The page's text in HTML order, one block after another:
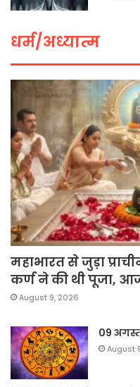
धर्म/अध्यात्म
महाभारत से जुड़ा
कर्ण ने की थी पूजा,
August 9, 2026
09
August